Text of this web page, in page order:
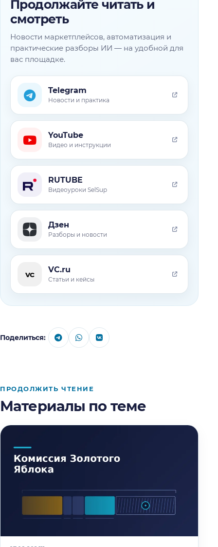
Продолжайте читать и
смотреть
Новости маркетплейсов, автоматизация и
практические разборы ИИ — на удобной для
вас площадке.
Telegram
Новости и практика
YouTube
Видео и инструкции
RUTUBE
Видеоуроки SelSup
Дзен
Разборы и новости
vc VC.ru
Статьи и кейсы
Поделиться:
ПРОДОЛЖИТЬ ЧТЕНИЕ
Материалы по теме